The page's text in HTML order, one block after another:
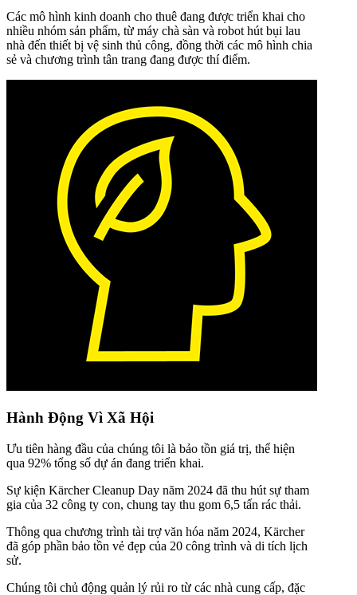
Các mô hình kinh doanh cho thuê đang được triển khai cho
nhiều nhóm sản phẩm, từ máy chà sàn và robot hút bụi lau
nhà đến thiết bị vệ sinh thủ công, đồng thời các mô hình chia
sẻ và chương trình tân trang đang được thí điểm.
Hành Động Vì Xã Hội
Ưu tiên hàng đầu của chúng tôi là bảo tồn giá trị, thể hiện
qua 92% tổng số dự án đang triển khai.
Sự kiện Kärcher Cleanup Day năm 2024 đã thu hút sự tham
gia của 32 công ty con, chung tay thu gom 6,5 tấn rác thải.
Thông qua chương trình tài trợ văn hóa năm 2024, Kärcher
đã góp phần bảo tồn vẻ đẹp của 20 công trình và di tích lịch
sử.
Chúng tôi chủ động quản lý rủi ro từ các nhà cung cấp, đặc